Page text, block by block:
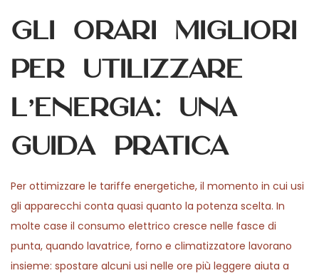
Gli orari migliori
per utilizzare
l’energia: una
guida pratica
Per ottimizzare le tariffe energetiche, il momento in cui usi
gli apparecchi conta quasi quanto la potenza scelta. In
molte case il consumo elettrico cresce nelle fasce di
punta, quando lavatrice, forno e climatizzatore lavorano
insieme: spostare alcuni usi nelle ore più leggere aiuta a